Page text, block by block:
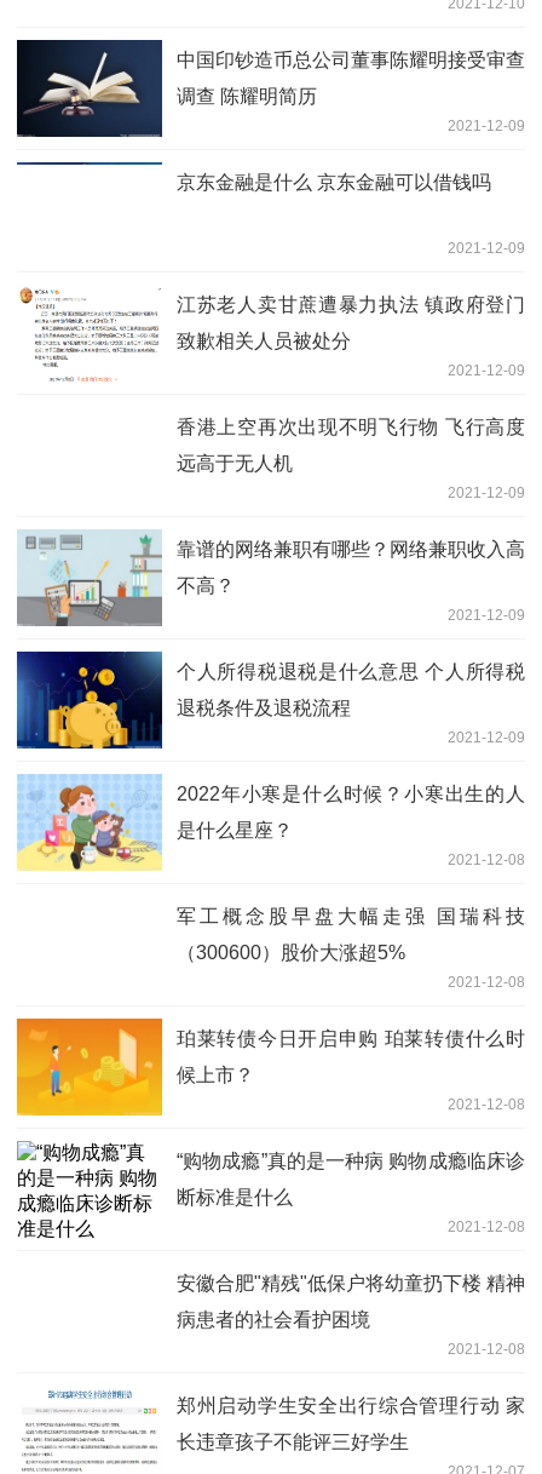
中国印钞造币总公司董事陈耀明接受审查
调查 陈耀明简历
2021-12-09
京东金融是什么 京东金融可以借钱吗
2021-12-09
江苏老人卖甘蔗遭暴力执法 镇政府登门
致歉相关人员被处分
2021-12-09
香港上空再次出现不明飞行物 飞行高度
远高于无人机
2021-12-09
靠谱的网络兼职有哪些？网络兼职收入高
不高？
2021-12-09
个人所得税退税是什么意思 个人所得税
退税条件及退税流程
2021-12-09
2022年小寒是什么时候？小寒出生的人
是什么星座？
2021-12-08
军工概念股早盘大幅走强 国瑞科技
（300600）股价大涨超5%
2021-12-08
珀莱转债今日开启申购 珀莱转债什么时
候上市？
2021-12-08
“购物成瘾”真的是一种病 购物成瘾临床诊
断标准是什么
2021-12-08
安徽合肥"精残"低保户将幼童扔下楼 精神
病患者的社会看护困境
2021-12-08
郑州启动学生安全出行综合管理行动 家
长违章孩子不能评三好学生